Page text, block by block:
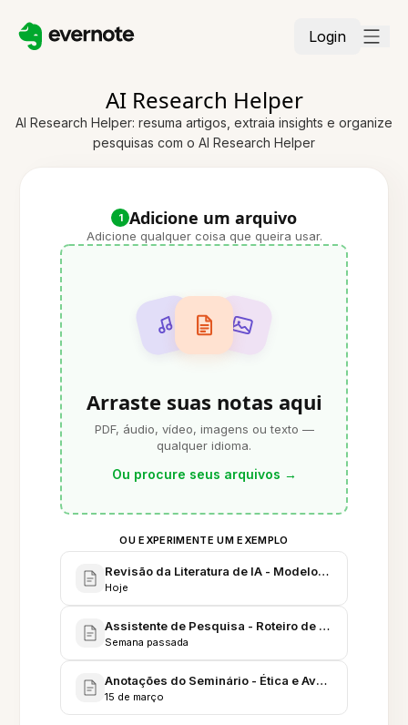
Login
AI Research Helper
AI Research Helper: resuma artigos, extraia insights e organize
pesquisas com o AI Research Helper
1 Adicione um arquivo
Adicione qualquer coisa que queira usar.
Arraste suas notas aqui
PDF, áudio, vídeo, imagens ou texto —
qualquer idioma.
Ou procure seus arquivos →
OU EXPERIMENTE UM EXEMPLO
Revisão da Literatura de IA - Modelos
Hoje
Assistente de Pesquisa - Roteiro de Productização
Semana passada
Anotações do Seminário - Ética e Avaliação em
15 de março